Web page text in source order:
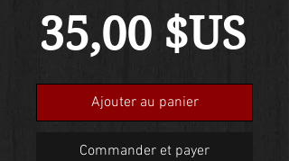
35,00 $US
Ajouter au panier
Commander et payer